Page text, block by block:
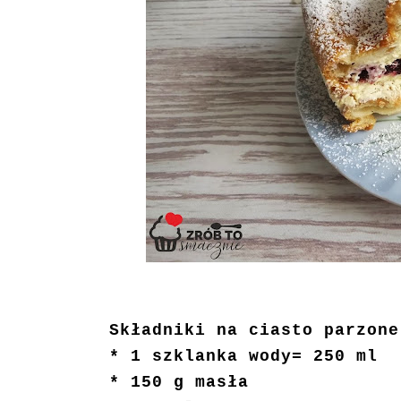
Składniki na ciasto
* 1 szklanka wody= 250 ml
* 150 g masła